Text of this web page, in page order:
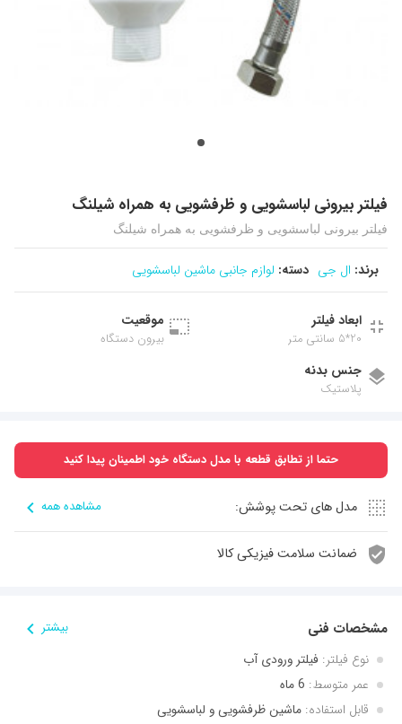
فیلتر بیرونی لباسشویی و ظرفشویی به همراه شیلنگ
فیلتر بیرونی لباسشویی و ظرفشویی به همراه شیلنگ
برند: ال جی دسته: لوازم جانبی ماشین لباسشویی
ابعاد فیلتر
20*5 سانتی متر
موقعیت
بیرون دستگاه
جنس بدنه
پلاستیک
حتما از تطابق قطعه با مدل دستگاه خود اطمینان پیدا کنید
مدل های تحت پوشش: مشاهده همه
ضمانت سلامت فیزیکی کالا
مشخصات فنی
بیشتر
نوع فیلتر: فیلتر ورودی آب
عمر متوسط: 6 ماه
قابل استفاده: ماشین ظرفشویی و لباسشویی